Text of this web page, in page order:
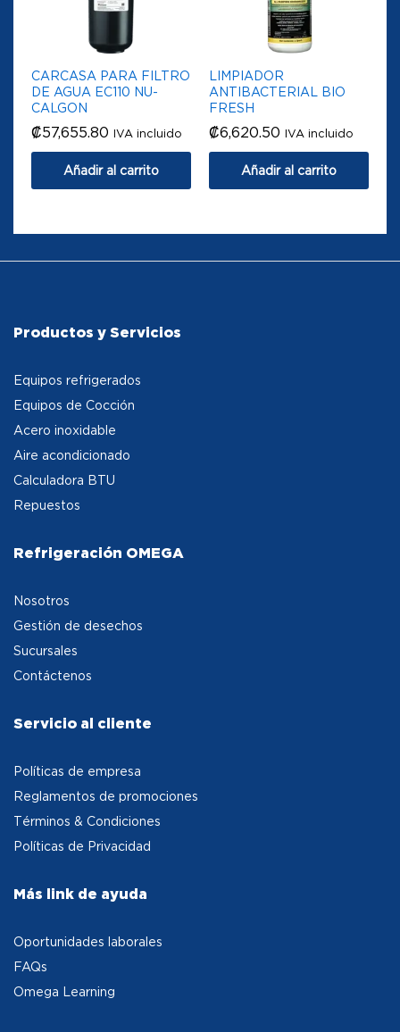
CARCASA PARA FILTRO
DE AGUA EC110 NU-
CALGON
₡57,655.80 IVA incluido
Añadir al carrito
LIMPIADOR
ANTIBACTERIAL BIO
FRESH
₡6,620.50 IVA incluido
Añadir al carrito
Productos y Servicios
Equipos refrigerados
Equipos de Cocción
Acero inoxidable
Aire acondicionado
Calculadora BTU
Repuestos
Refrigeración OMEGA
Nosotros
Gestión de desechos
Sucursales
Contáctenos
Servicio al cliente
Políticas de empresa
Reglamentos de promociones
Términos & Condiciones
Políticas de Privacidad
Más link de ayuda
Oportunidades laborales
FAQs
Omega Learning